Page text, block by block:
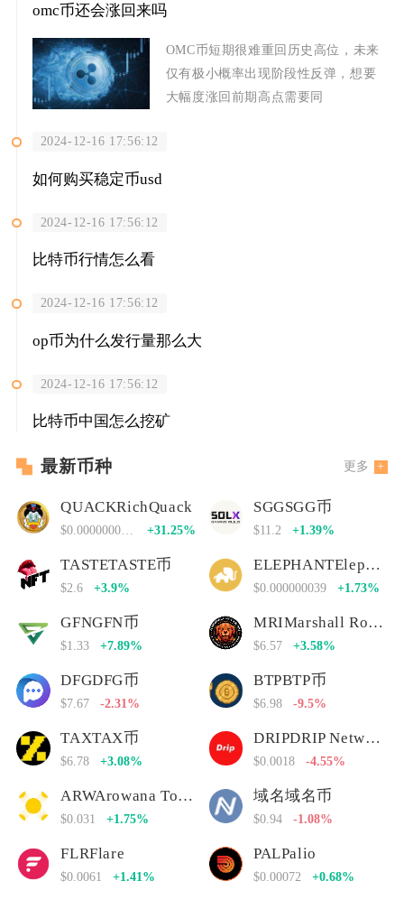
omc币还会涨回来吗
OMC币短期很难重回历史高位，未来
仅有极小概率出现阶段性反弹，想要
大幅度涨回前期高点需要同
2024-12-16 17:56:12
如何购买稳定币usd
2024-12-16 17:56:12
比特币行情怎么看
2024-12-16 17:56:12
op币为什么发行量那么大
2024-12-16 17:56:12
比特币中国怎么挖矿
最新币种 更多
QUACKRichQuack
+31.25%
SGGSGG币
$11.2 +1.39%
TASTETASTE币
$2.6 +3.9%
ELEPHANTElephant Money
$0.000000039 +1.73%
GFNGFN币
$1.33 +7.89%
MRIMarshall Rogan Inu
$6.57 +3.58%
DFGDFG币
$7.67 -2.31%
BTPBTP币
$6.98 -9.5%
TAXTAX币
$6.78 +3.08%
DRIPDRIP Network
$0.0018 -4.55%
ARWArowana Token
$0.031 +1.75%
域名域名币
$0.94 -1.08%
FLRFlare
$0.0061 +1.41%
PALPalio
$0.00072 +0.68%